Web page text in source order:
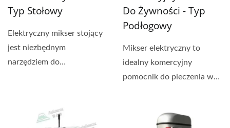
Typ Stołowy
Elektryczny mikser stojący
jest niezbędnym
narzędziem do
Do Żywności - Typ
Podłogowy
Mikser elektryczny to
idealny komercyjny
pomocnik do pieczenia w